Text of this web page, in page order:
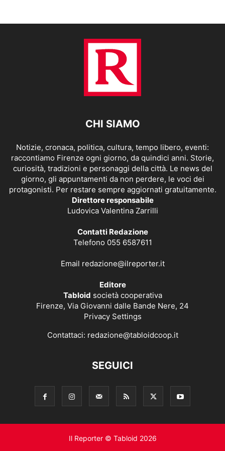
CHI SIAMO
Notizie, cronaca, politica, cultura, tempo libero, eventi:
raccontiamo Firenze ogni giorno, da quindici anni. Storie,
curiosità, tradizioni e personaggi della città. Le news del
giorno, gli appuntamenti da non perdere, le voci dei
protagonisti. Per restare sempre aggiornati gratuitamente.
Direttore responsabile
Ludovica Valentina Zarrilli
Contatti Redazione
Telefono 055 6587611
Email redazione@ilreporter.it
Editore
Tabloid società cooperativa
Firenze, Via Giovanni dalle Bande Nere, 24
Privacy Settings
Contattaci: redazione@tabloidcoop.it
SEGUICI
Il Reporter © Tabloid 2026